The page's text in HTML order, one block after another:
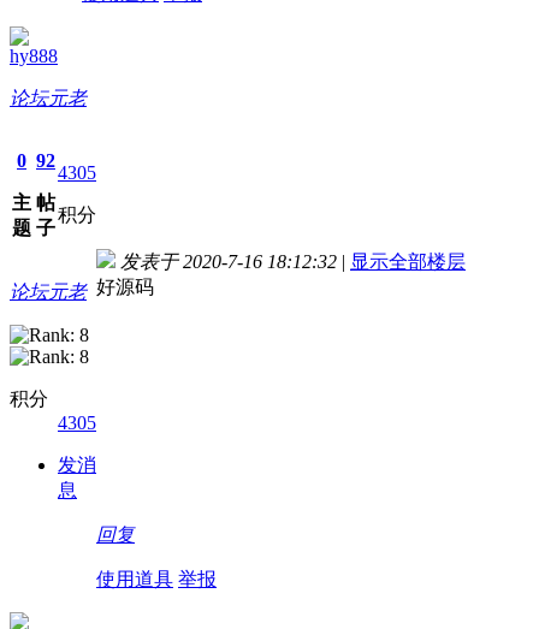
hy888
论坛元老
0
主
题
92
帖
子
4305
积分
论坛元老
积分
4305
发消
息
发表于 2020-7-16 18:12:32 | 显示全部楼层
好源码
回复
使用道具 举报